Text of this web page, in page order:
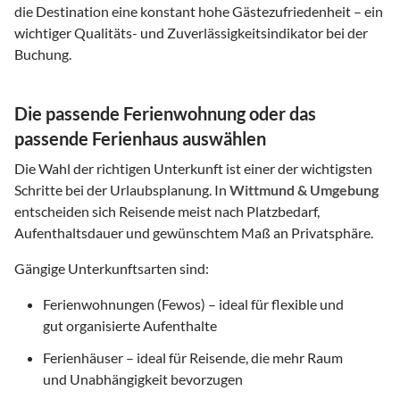
die Destination eine konstant hohe Gästezufriedenheit – ein
wichtiger Qualitäts- und Zuverlässigkeitsindikator bei der
Buchung.
Die passende Ferienwohnung oder das
passende Ferienhaus auswählen
Die Wahl der richtigen Unterkunft ist einer der wichtigsten
Schritte bei der Urlaubsplanung. In Wittmund & Umgebung
entscheiden sich Reisende meist nach Platzbedarf,
Aufenthaltsdauer und gewünschtem Maß an Privatsphäre.
Gängige Unterkunftsarten sind:
Ferienwohnungen (Fewos) – ideal für flexible und
gut organisierte Aufenthalte
Ferienhäuser – ideal für Reisende, die mehr Raum
und Unabhängigkeit bevorzugen